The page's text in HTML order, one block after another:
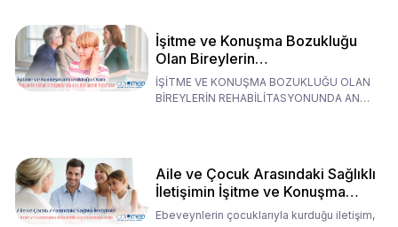
İşitme ve Konuşma Bozukluğu
Olan Bireylerin
Rehabilitasyonunda Ana
Babaların Tutumları
İŞİTME VE KONUŞMA BOZUKLUĞU OLAN
BİREYLERİN REHABİLİTASYONUNDA ANA
Aile ve Çocuk Arasındaki Sağlıklı
İletişimin İşitme ve Konuşma
Rehabilitasyonundaki Rolü
Ebeveynlerin çocuklarıyla kurduğu iletişim,